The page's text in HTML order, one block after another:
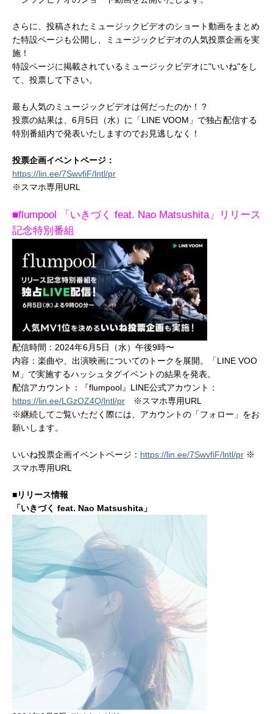
さらに、投稿されたミュージックビデオのショート動画をまとめ
た特設ページも公開し、ミュージックビデオの人気投票企画を実
施！
特設ページに掲載されているミュージックビデオに"いいね"をし
て、投票して下さい。
最も人気のミュージックビデオは何だったのか！？
投票の結果は、6月5日（水）に「LINE VOOM」で独占配信する
特別番組内で発表いたしますのでお見逃しなく！
投票企画イベントページ：
https://lin.ee/7SwvfiF/lntl/pr
※スマホ専用URL
■flumpool 「いきづく feat. Nao Matsushita」リリース
記念特別番組
配信時間：2024年6月5日（水）午後9時〜
内容：楽曲や、出演映画についてのトークを展開。「LINE VOO
M」で実施するハッシュタグイベントの結果を発表。
配信アカウント：『flumpool』LINE公式アカウント：
https://lin.ee/LGzOZ4Q/lntl/pr ※スマホ専用URL
※継続してご覧いただく際には、アカウントの「フォロー」をお
願いします。
いいね投票企画イベントページ： https://lin.ee/7SwvfiF/lntl/pr ※
スマホ専用URL
■リリース情報
「いきづく feat. Nao Matsushita」